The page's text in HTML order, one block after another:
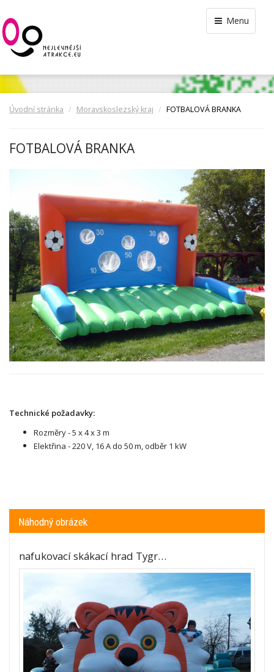
Menu
Úvodní stránka Moravskoslezský kraj FOTBALOVÁ BRANKA
FOTBALOVÁ BRANKA
Technické požadavky:
Rozměry - 5 x 4 x 3 m
Elektřina - 220 V, 16 A do 50 m, odběr 1 kW
Náhodný obrázek
nafukovací skákací hrad Tygr…